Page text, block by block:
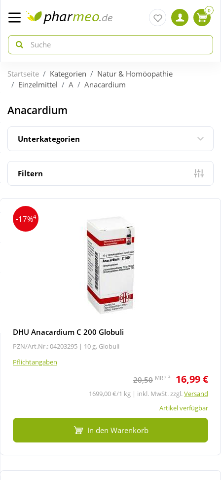
zurück
ÜBERSICHT AKTIONEN
Aktuelle Coupons
Neuheiten
Sale
zurück
ÜBERSICHT KATEGORIEN
Arzneimittel
Diabetes
Körperpflege & Kosmetik
Natur & Homöopathie
Tierbedarf
Wellness
0
Startseite Kategorien
Natur & Homöopathie
Einzelmittel
A Anacardium
Anacardium
Unterkategorien
Filtern
-17%4
DHU Anacardium C 200 Globuli
PZN/Art.Nr.: 04203295 | 10 g, Globuli
Pflichtangaben
20,50 MRP 2 16,99 €
1699,00 €/1 kg | inkl. MwSt. zzgl.Versand
Artikel verfügbar
In den Warenkorb